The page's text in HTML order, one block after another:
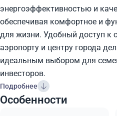
энергоэффективностью и
обеспечивая комфортное и
для жизни. Удобный доступ к
аэропорту и центру города
идеальным выбором для
инвесторов.
Подробнее
Особенности